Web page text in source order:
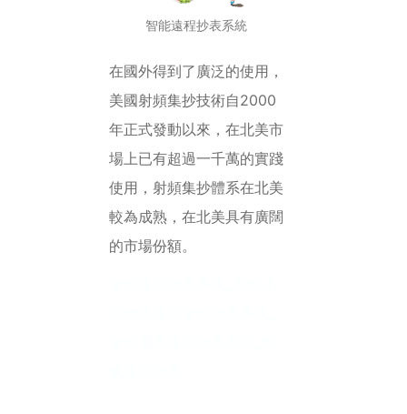
智能遠程抄表系統
在國外得到了廣泛的使用，
美國射頻集抄技術自2000
年正式發動以來，在北美市
場上已有超過一千萬的實踐
使用，射頻集抄體系在北美
較為成熟，在北美具有廣闊
的市場份額。